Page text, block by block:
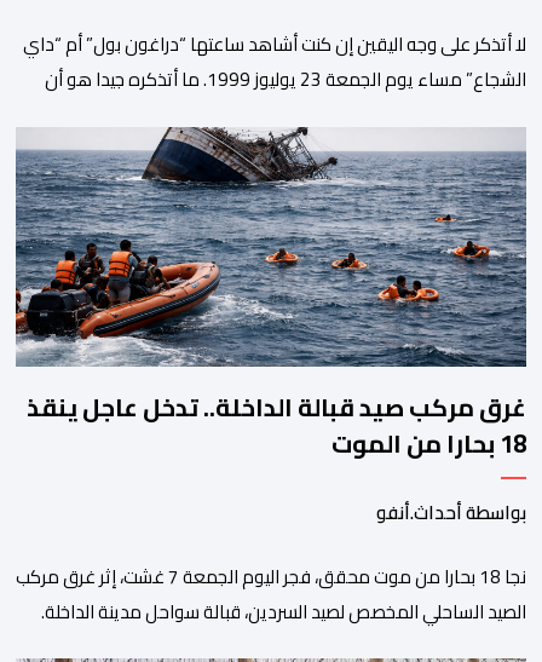
لا أتذكر على وجه اليقين إن كنت أشاهد ساعتها “دراغون بول” أم “داي
الشجاع” مساء يوم الجمعة 23 يوليوز 1999. ما أتذكره جيدا هو أن
تلاوة القرآن الكريم، ثم جاء الإعلان الرسمي عن وفاة الملك الحسن
الثاني طيب الله ثراه، رافقته هيستيريا من البكاء داخل المنزل […]
غرق مركب صيد قبالة الداخلة.. تدخل عاجل ينقذ
18 بحارا من الموت
بواسطة أحداث.أنفو
نجا 18 بحارا من موت محقق، فجر اليوم الجمعة 7 غشت، إثر غرق مركب
الصيد الساحلي المخصص لصيد السردين، قبالة سواحل مدينة الداخلة.